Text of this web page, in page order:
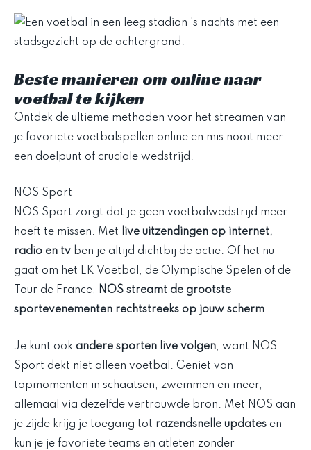
Beste manieren om online naar
voetbal te kijken
Ontdek de ultieme methoden voor het streamen van
je favoriete voetbalspellen online en mis nooit meer
een doelpunt of cruciale wedstrijd.
NOS Sport
NOS Sport zorgt dat je geen voetbalwedstrijd meer
hoeft te missen. Met live uitzendingen op internet,
radio en tv ben je altijd dichtbij de actie. Of het nu
gaat om het EK Voetbal, de Olympische Spelen of de
Tour de France, NOS streamt de grootste
sportevenementen rechtstreeks op jouw scherm.
Je kunt ook andere sporten live volgen, want NOS
Sport dekt niet alleen voetbal. Geniet van
topmomenten in schaatsen, zwemmen en meer,
allemaal via dezelfde vertrouwde bron. Met NOS aan
je zijde krijg je toegang tot razendsnelle updates en
kun je je favoriete teams en atleten zonder